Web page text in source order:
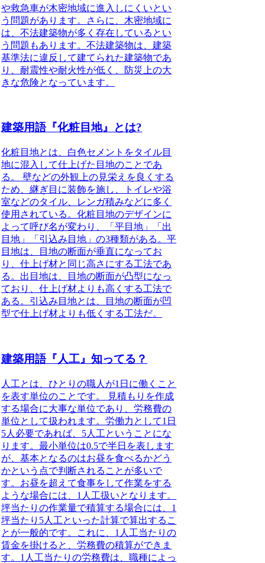
や救急車が木密地域に進入しにくいとい
う問題があります。さらに、木密地域に
は、不法建築物が多く存在しているとい
う問題もあります。不法建築物は、建築
基準法に違反して建てられた建築物であ
り、耐震性や耐火性が低く、防災上の大
きな危険となっています。
建築用語『化粧目地』とは?
化粧目地とは、白色セメントをタイル目
地に混入して仕上げた目地のことであ
る。
壁などの外観上の見栄えを良くする
ため、継ぎ目に装飾を施し、トイレや浴
室などのタイル、レンガ積みなどに多く
使用されている。化粧目地のデザインに
よって呼び名が変わり、「平目地」「出
目地」「引込み目地」の3種類がある。平
目地は、目地の断面が垂直になってお
り、仕上げ材と同じ高さにする工法であ
る。出目地は、目地の断面が凸型になっ
ており、仕上げ材よりも高くする工法で
ある。引込み目地とは、目地の断面が凹
型で仕上げ材よりも低くする工法だ。
建築用語『人工』知ってる？
人工とは、ひとりの職人が1日に働くこと
を表す単位のことです。
見積もりを作成
する場合に大事な単位であり、労務費の
単位として扱われます。労働力として1日
5人必要であれば、5人工ということにな
ります。最小単位は0.5で半日を表します
が、基本となるのはお昼を食べるかどう
かという点で判断されることが多いで
す。お昼を超えて食事をして作業をする
ような場合には、1人工扱いとなります。
坪当たりの作業量で積算する場合には、1
坪当たり5人工といった計算で算出するこ
とが一般的です。これに、1人工当たりの
賃金を掛けると、労務費の積算ができま
す。1人工当たりの労務費は、職種によっ